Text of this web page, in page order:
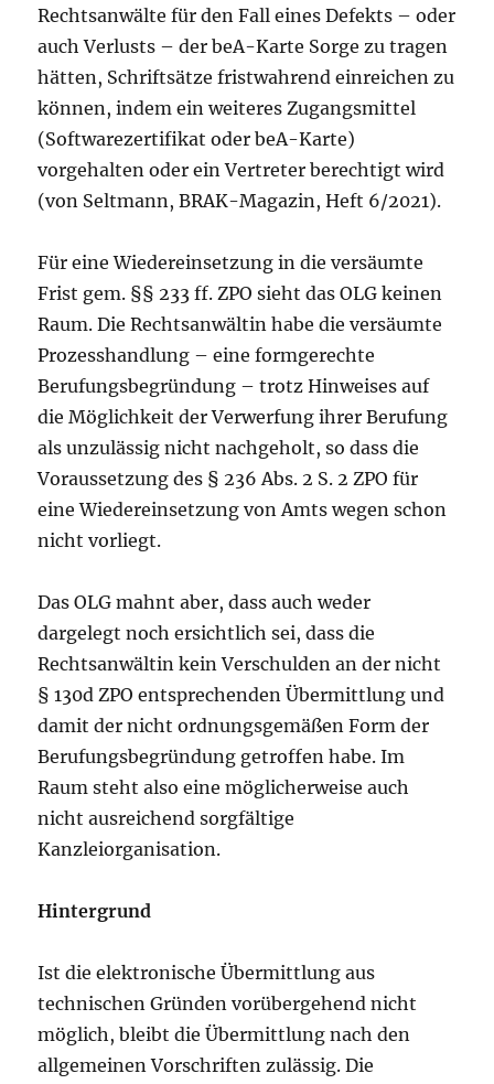
Rechtsanwälte für den Fall eines Defekts – oder
auch Verlusts – der beA-Karte Sorge zu tragen
hätten, Schriftsätze fristwahrend einreichen zu
können, indem ein weiteres Zugangsmittel
(Softwarezertifikat oder beA-Karte)
vorgehalten oder ein Vertreter berechtigt wird
(von Seltmann, BRAK-Magazin, Heft 6/2021).
Für eine Wiedereinsetzung in die versäumte
Frist gem. §§ 233 ff. ZPO sieht das OLG keinen
Raum. Die Rechtsanwältin habe die versäumte
Prozesshandlung – eine formgerechte
Berufungsbegründung – trotz Hinweises auf
die Möglichkeit der Verwerfung ihrer Berufung
als unzulässig nicht nachgeholt, so dass die
Voraussetzung des § 236 Abs. 2 S. 2 ZPO für
eine Wiedereinsetzung von Amts wegen schon
nicht vorliegt.
Das OLG mahnt aber, dass auch weder
dargelegt noch ersichtlich sei, dass die
Rechtsanwältin kein Verschulden an der nicht
§ 130d ZPO entsprechenden Übermittlung und
damit der nicht ordnungsgemäßen Form der
Berufungsbegründung getroffen habe. Im
Raum steht also eine möglicherweise auch
nicht ausreichend sorgfältige
Kanzleiorganisation.
Hintergrund
Ist die elektronische Übermittlung aus
technischen Gründen vorübergehend nicht
möglich, bleibt die Übermittlung nach den
allgemeinen Vorschriften zulässig. Die